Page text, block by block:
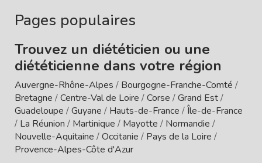
Pages populaires
Trouvez un diététicien ou une
diététicienne dans votre région
Auvergne-Rhône-Alpes / Bourgogne-Franche-Comté /
Bretagne /Centre-Val de Loire /Corse /Grand Est/
Guadeloupe /Guyane / Hauts-de-France /Île-de-France
/ La Réunion / Martinique / Mayotte / Normandie /
Nouvelle-Aquitaine /Occitanie / Pays de la Loire /
Provence-Alpes-Côte d'Azur